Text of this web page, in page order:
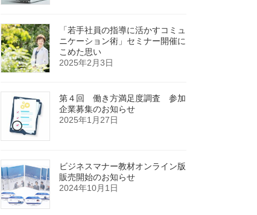
「若手社員の指導に活かすコミュ
ニケーション術」セミナー開催に
こめた思い
2025年2月3日
第４回 働き方満足度調査 参加
企業募集のお知らせ
2025年1月27日
ビジネスマナー教材オンライン版
販売開始のお知らせ
2024年10月1日